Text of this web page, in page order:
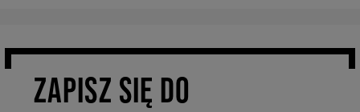
ZAPISZ SIĘ DO